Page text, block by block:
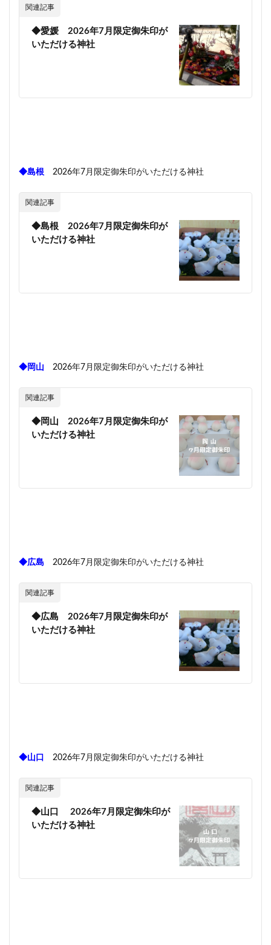
関連記事
◆愛媛 2026年7月限定御朱印が
いただける神社
◆島根 2026年7月限定御朱印がいただける神社
関連記事
◆島根 2026年7月限定御朱印が
いただける神社
◆岡山 2026年7月限定御朱印がいただける神社
関連記事
◆岡山 2026年7月限定御朱印が
いただける神社
◆広島 2026年7月限定御朱印がいただける神社
関連記事
◆広島 2026年7月限定御朱印が
いただける神社
◆山口 2026年7月限定御朱印がいただける神社
関連記事
◆山口 2026年7月限定御朱印が
いただける神社